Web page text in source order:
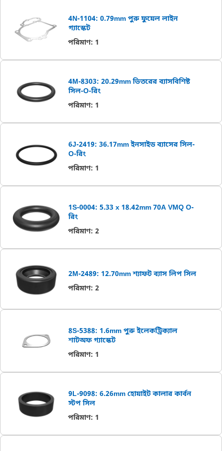
4N-1104: 0.79mm পুরু ফুয়েল লাইন
গ্যাস্কেট
পরিমাণ: 1
4M-8303: 20.29mm ভিতরের ব্যাসবিশিষ্ট
সিল-O-রিং
পরিমাণ: 1
6J-2419: 36.17mm ইনসাইড ব্যাসের সিল-
O-রিং
পরিমাণ: 1
1S-0004: 5.33 x 18.42mm 70A VMQ O-
রিং
পরিমাণ: 2
2M-2489: 12.70mm শ্যাফট ব্যাস লিপ সিল
পরিমাণ: 2
8S-5388: 1.6mm পুরু ইলেকট্রিক্যাল
শাটঅফ গ্যাস্কেট
পরিমাণ: 1
9L-9098: 6.26mm হোয়াইট কালার কার্বন
স্টপ সিল
পরিমাণ: 1